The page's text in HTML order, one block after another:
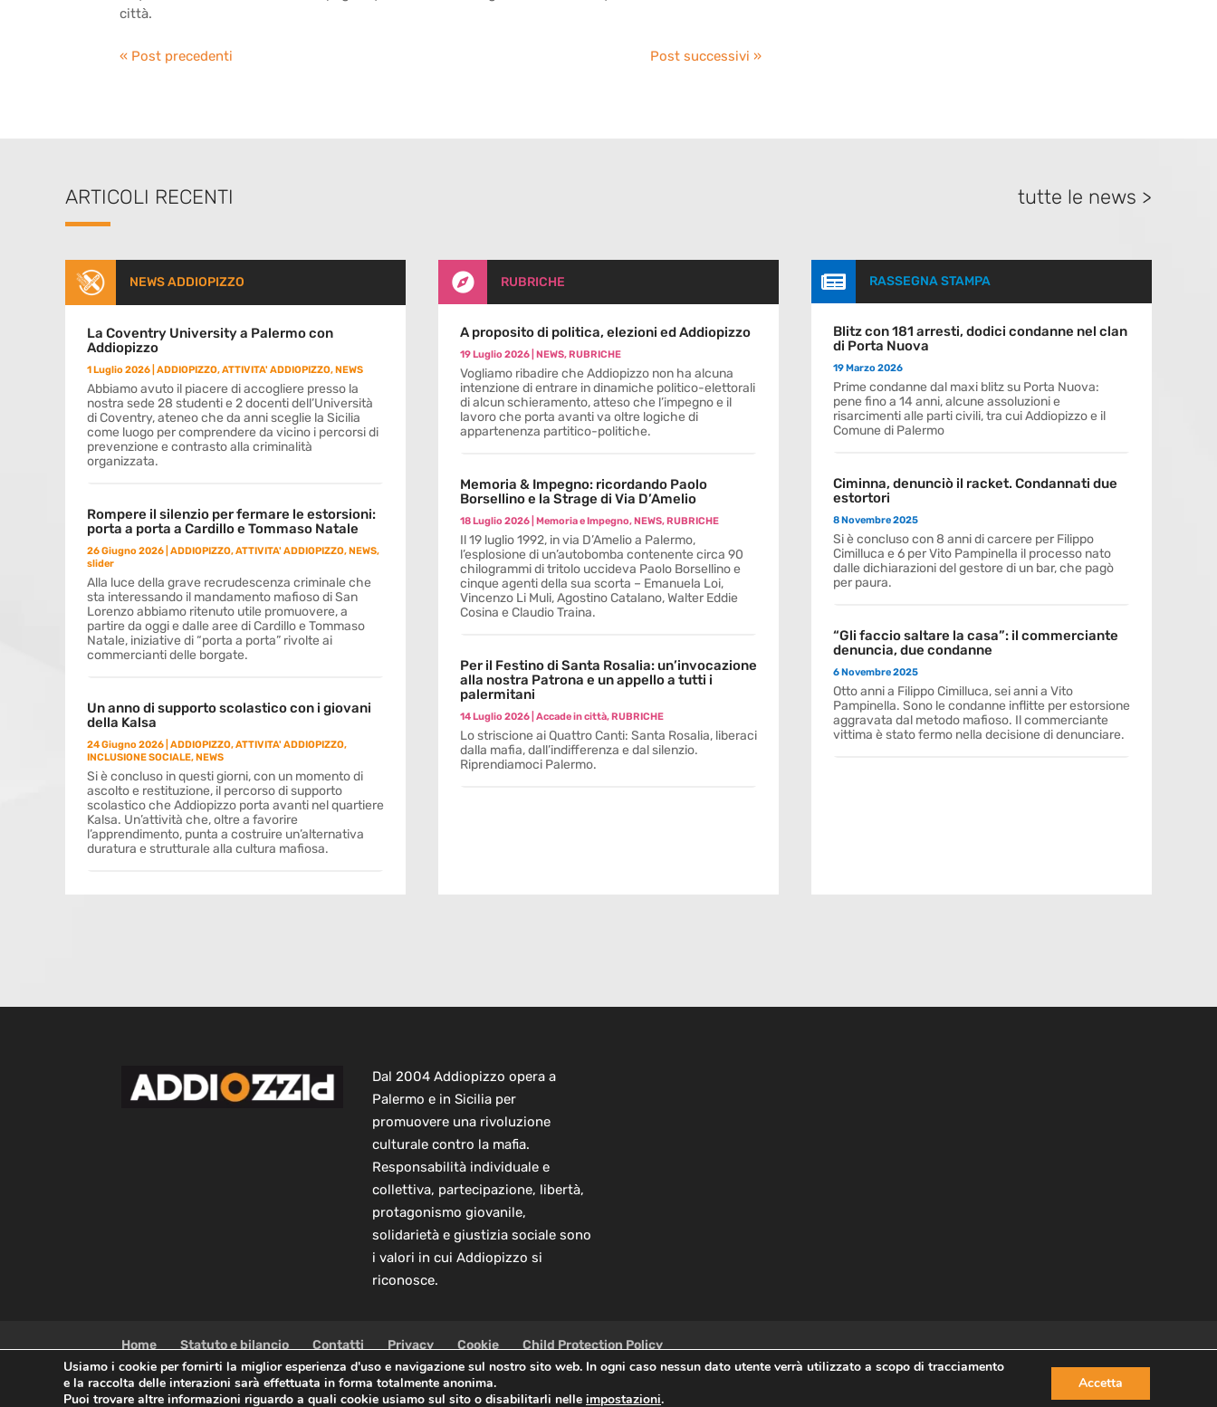
città.
« Post precedenti Post successivi »
ARTICOLI RECENTI tutte le news >
NEWS ADDIOPIZZO
La Coventry University a Palermo con
Addiopizzo
1 Luglio 2026 ADDIOPIZZO,ATTIVITA' ADDIOPIZZO, NEWS
Abbiamo avuto il piacere di accogliere presso la
nostra sede 28 studenti e 2 docenti dell’Università
di Coventry, ateneo che da anni sceglie la Sicilia
come luogo per comprendere da vicino i percorsi di
prevenzione e contrasto alla criminalità
organizzata.
Rompere il silenzio per fermare le estorsioni:
porta a porta a Cardillo e Tommaso Natale
26 Giugno 2026 ADDIOPIZZO,ATTIVITA' ADDIOPIZZO, NEWS,
slider
Alla luce della grave recrudescenza criminale che
sta interessando il mandamento mafioso di San
Lorenzo abbiamo ritenuto utile promuovere, a
partire da oggi e dalle aree di Cardillo e Tommaso
Natale, iniziative di “porta a porta” rivolte ai
commercianti delle borgate.
Un anno di supporto scolastico con i giovani
della Kalsa
24 Giugno 2026 ADDIOPIZZO,ATTIVITA' ADDIOPIZZO,
INCLUSIONE SOCIALE, NEWS
Si è concluso in questi giorni, con un momento di
ascolto e restituzione, il percorso di supporto
scolastico che Addiopizzo porta avanti nel quartiere
Kalsa. Un’attività che, oltre a favorire
l’apprendimento, punta a costruire un’alternativa
duratura e strutturale alla cultura mafiosa.
 RUBRICHE
A proposito di politica, elezioni ed Addiopizzo
19 Luglio 2026| NEWS, RUBRICHE
Vogliamo ribadire che Addiopizzo non ha alcuna
intenzione di entrare in dinamiche politico-elettorali
di alcun schieramento, atteso che l’impegno e il
lavoro che porta avanti va oltre logiche di
appartenenza partitico-politiche.
Memoria & Impegno: ricordando Paolo
Borsellino e la Strage di Via D’Amelio
18 Luglio 2026| Memoria e Impegno, NEWS, RUBRICHE
Il 19 luglio 1992, in via D’Amelio a Palermo,
l’esplosione di un’autobomba contenente circa 90
chilogrammi di tritolo uccideva Paolo Borsellino e
cinque agenti della sua scorta – Emanuela Loi,
Vincenzo Li Muli, Agostino Catalano, Walter Eddie
Cosina e Claudio Traina.
Per il Festino di Santa Rosalia: un’invocazione
alla nostra Patrona e un appello a tutti i
palermitani
14 Luglio 2026| Accade in città, RUBRICHE
Lo striscione ai Quattro Canti: Santa Rosalia, liberaci
dalla mafia, dall’indifferenza e dal silenzio.
Riprendiamoci Palermo.
 RASSEGNA STAMPA
Blitz con 181 arresti, dodici condanne nel clan
di Porta Nuova
19 Marzo 2026
Prime condanne dal maxi blitz su Porta Nuova:
pene fino a 14 anni, alcune assoluzioni e
risarcimenti alle parti civili, tra cui Addiopizzo e il
Comune di Palermo
Ciminna, denunciò il racket. Condannati due
estortori
8 Novembre 2025
Si è concluso con 8 anni di carcere per Filippo
Cimilluca e 6 per Vito Pampinella il processo nato
dalle dichiarazioni del gestore di un bar, che pagò
per paura.
“Gli faccio saltare la casa”: il commerciante
denuncia, due condanne
6 Novembre 2025
Otto anni a Filippo Cimilluca, sei anni a Vito
Pampinella. Sono le condanne inflitte per estorsione
aggravata dal metodo mafioso. Il commerciante
vittima è stato fermo nella decisione di denunciare.
Dal 2004 Addiopizzo opera a
Palermo e in Sicilia per
promuovere una rivoluzione
culturale contro la mafia.
Responsabilità individuale e
collettiva, partecipazione, libertà,
protagonismo giovanile,
solidarietà e giustizia sociale sono
i valori in cui Addiopizzo si
riconosce.
Home Statuto e bilancio Contatti Privacy Cookie Child Protection Policy
Copyright © 2021 AddioPizzo | Tutti i diritti riservati | Sede Centrale: via Lincoln 131, 90133 Palermo
Usiamo i cookie per fornirti la miglior esperienza d'uso e navigazione sul nostro sito web. In ogni caso nessun dato utente verrà utilizzato a scopo di tracciamento
e la raccolta delle interazioni sarà effettuata in forma totalmente anonima.
Puoi trovare altre informazioni riguardo a quali cookie usiamo sul sito o disabilitarli nelle impostazioni.
Accetta